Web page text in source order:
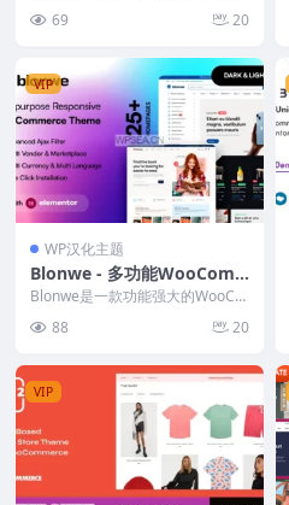
线商...
69 20
VIP
WP汉化主题
Blonwe - 多功能WooCom
merce主题
Blonwe是一款功能强大的WooCo
88 20
VIP